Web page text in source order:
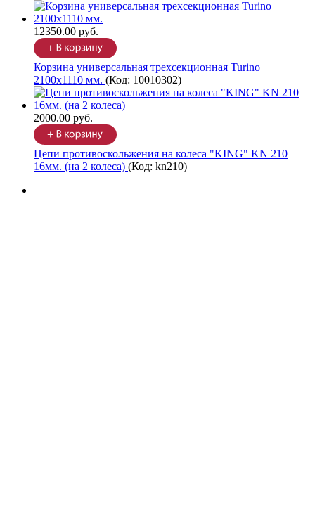
12350.00 руб.
Корзина универсальная трехсекционная Turino
2100х1110 мм. (Код: 10010302)
2000.00 руб.
Цепи противоскольжения на колеса "KING" KN 210
16мм. (на 2 колеса) (Код: kn210)